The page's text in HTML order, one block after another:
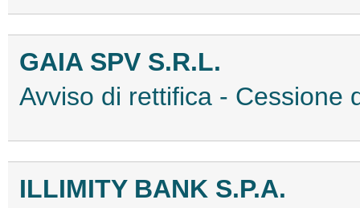
GAIA SPV S.R.L.
Avviso di rettifica - Cessione
ILLIMITY BANK S.P.A.